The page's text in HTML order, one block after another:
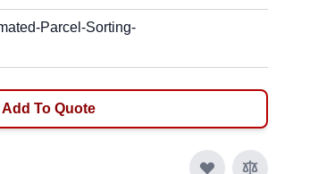
Parcel-Sorting-
Add To Quote